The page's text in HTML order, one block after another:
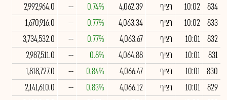
834
10:02 רציף 4,062.39
0.74%
--
2,992,964.0
833
10:02 רציף 4,063.34
0.77%
--
1,670,916.0
832
10:01 רציף 4,063.67
0.77%
--
3,734,532.0
831
10:01 רציף 4,064.88
0.8%
--
2,987,511.0
830
10:01 רציף 4,066.47
0.84%
--
1,818,727.0
829
10:01 רציף 4,066.12
0.83%
--
2,141,610.0